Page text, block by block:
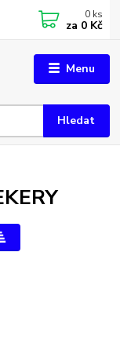
Menu
Hledat
0 ks
za 0 Kč